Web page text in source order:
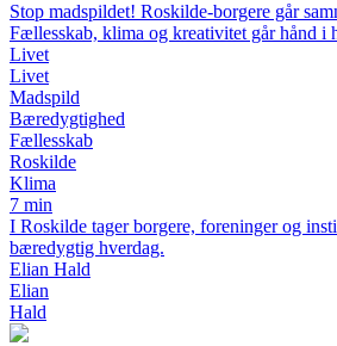
Stop madspildet! Roskilde-borgere går
Fællesskab, klima og kreativitet går hånd i
Livet
Livet
Madspild
Bæredygtighed
Fællesskab
Roskilde
Klima
7 min
I Roskilde tager borgere, foreninger og
bæredygtig hverdag.
Elian Hald
Elian
Hald